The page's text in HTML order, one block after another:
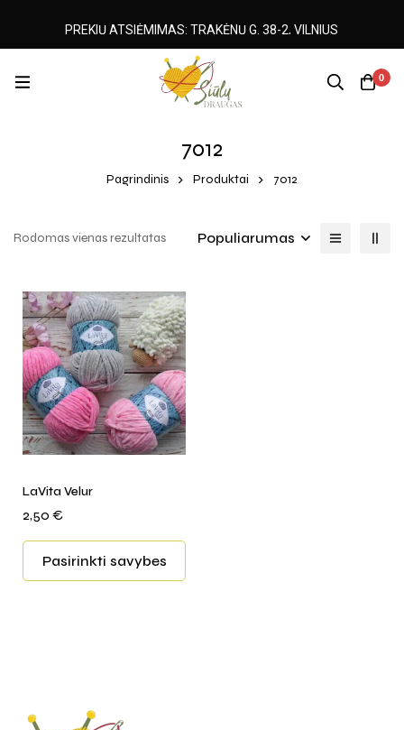
0
7012
Pagrindinis Produktai 7012
Rodomas vienas rezultatas Populiarumas
LaVita Velur
2,50 €
Pasirinkti savybes
PREKIŲ ATSIĖMIMAS: TRAKĖNŲ G. 38-2, VILNIUS